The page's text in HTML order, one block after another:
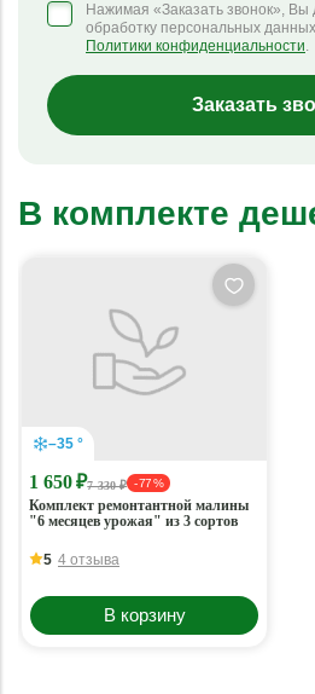
Нажимая «Заказать звонок», Вы
обработку персональных
Политики конфиденциальности.
Заказать
В комплекте
–35 °
1 650 ₽7 330 ₽ - 77 %
Комплект ремонтантной малины
"6 месяцев урожая" из 3 сортов
5 4 отзыва
В корзину